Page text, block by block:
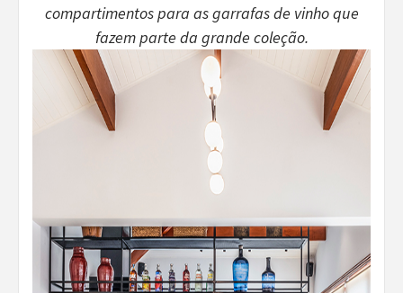
compartimentos para as garrafas de vinho que
fazem parte da grande coleção.